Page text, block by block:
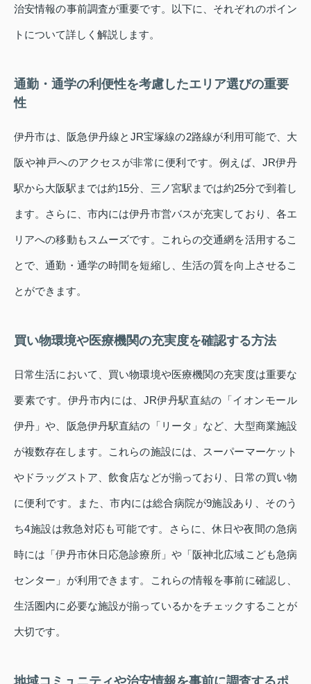
治安情報の事前調査が重要です。以下に、それぞれのポイン
トについて詳しく解説します。
通勤・通学の利便性を考慮したエリア選びの重要
性
伊丹市は、阪急伊丹線とJR宝塚線の2路線が利用可能で、大
阪や神戸へのアクセスが非常に便利です。例えば、JR伊丹
駅から大阪駅までは約15分、三ノ宮駅までは約25分で到着し
ます。さらに、市内には伊丹市営バスが充実しており、各エ
リアへの移動もスムーズです。これらの交通網を活用するこ
とで、通勤・通学の時間を短縮し、生活の質を向上させるこ
とができます。
買い物環境や医療機関の充実度を確認する方法
日常生活において、買い物環境や医療機関の充実度は重要な
要素です。伊丹市内には、JR伊丹駅直結の「イオンモール
伊丹」や、阪急伊丹駅直結の「リータ」など、大型商業施設
が複数存在します。これらの施設には、スーパーマーケット
やドラッグストア、飲食店などが揃っており、日常の買い物
に便利です。また、市内には総合病院が9施設あり、そのう
ち4施設は救急対応も可能です。さらに、休日や夜間の急病
時には「伊丹市休日応急診療所」や「阪神北広域こども急病
センター」が利用できます。これらの情報を事前に確認し、
生活圏内に必要な施設が揃っているかをチェックすることが
大切です。
地域コミュニティや治安情報を事前に調査するポ